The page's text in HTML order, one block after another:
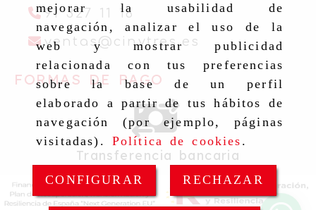
mejorar la usabilidad de
navegación, analizar el uso de la
web y mostrar publicidad
relacionada con tus preferencias
sobre la base de un perfil
elaborado a partir de tus hábitos de
navegación (por ejemplo, páginas
visitadas). Política de cookies .
CONFIGURAR RECHAZAR
91 327 11 16
ventas cinytres.es ventas
FORMAS DE PAGO
Transferencia bancaria